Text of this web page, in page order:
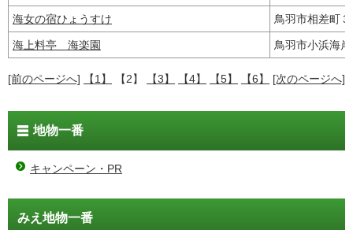
海女の宿ひょうすけ 鳥羽市相差町
海上料亭 海楽園 鳥羽市小浜海
[前のページへ] 【1】 【2】 【3】 【4】 【5】 【6】 [次のページへ]
地物一番
キャンペーン・PR
みえ地物一番